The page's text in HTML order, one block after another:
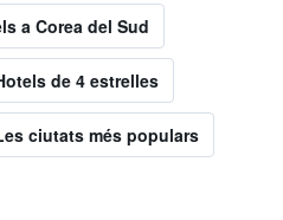
a Corea del Sud
de 4 estrelles
ciutats més populars